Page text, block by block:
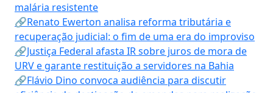
malária resistente
🔗Renato Ewerton analisa reforma tributária e
recuperação judicial: o fim de uma era do improviso
🔗Justiça Federal afasta IR sobre juros de mora de
URV e garante restituição a servidores na Bahia
🔗Flávio Dino convoca audiência para discutir